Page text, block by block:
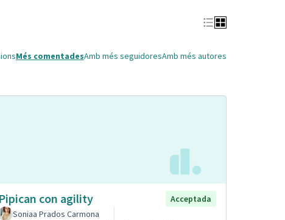
Més comentadesAmb més seguidoresAmb més autores
Pipican con agility
Acceptada
Soniaa Prados Carmona